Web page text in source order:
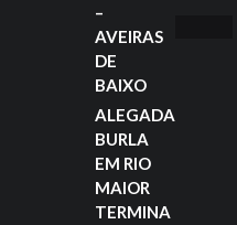
–
AVEIRAS
DE
BAIXO
ALEGADA
BURLA
EM RIO
MAIOR
TERMINA